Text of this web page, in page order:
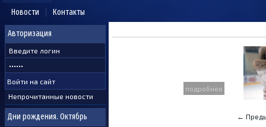
Новости Контакты
Авторизация
Непрочитанные новости
Дни рождения. Октябрь
подробнее
←